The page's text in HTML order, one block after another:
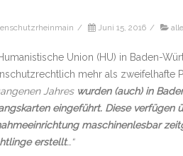
/ Juni 15, 2016 /
Union (HU) in Baden-
mehr als zweifelhafte
Jahres wurden (auch) in
eingeführt. Diese verfügen
maschinenlesbar
erstellt…“